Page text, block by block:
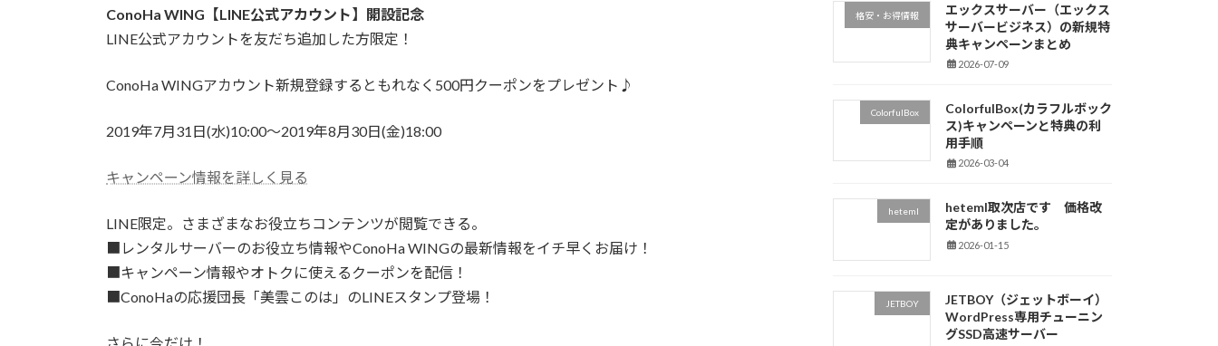
:
ConoHa WING【LINE公式アカウント】開設記念
LINE公式アカウントを友だち追加した方限定！
ConoHa WINGアカウント新規登録するともれなく500円クーポンをプレゼント♪
2019年7月31日(水)10:00〜2019年8月30日(金)18:00
キャンペーン情報を詳しく見る
LINE限定。さまざまなお役立ちコンテンツが閲覧できる。
■レンタルサーバーのお役立ち情報やConoHa WINGの最新情報をイチ早くお届け！
■キャンペーン情報やオトクに使えるクーポンを配信！
■ConoHaの応援団長「美雲このは」のLINEスタンプ登場！
格安・お得情報
エックスサーバー（エックス
サーバービジネス）の新規特
典キャンペーンまとめ
2026-07-09
ColorfulBox
ColorfulBox(カラフルボック
ス)キャンペーンと特典の利
用手順
2026-03-04
heteml
heteml取次店です 価格改
定がありました。
2026-01-15
JETBOY
JETBOY（ジェットボーイ）
WordPress専用チューニン
グSSD高速サーバー